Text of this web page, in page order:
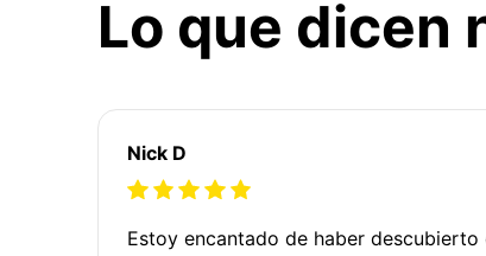
Lo que dicen
Nick D
Estoy encantado de haber descubierto